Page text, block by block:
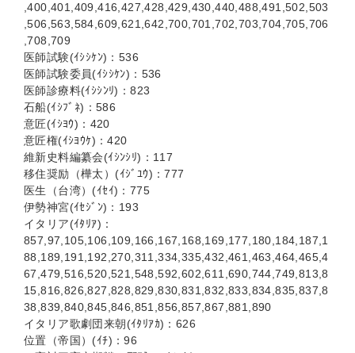
,400,401,409,416,427,428,429,430,440,488,491,502,503
,506,563,584,609,621,642,700,701,702,703,704,705,706
,708,709
医師試験(ｲｼｼｹﾝ)：536
医師試験委員(ｲｼｼｹﾝ)：536
医師診療料(ｲｼｼﾝﾘ)：823
石船(ｲｼﾌﾞﾈ)：586
意匠(ｲｼﾖｳ)：420
意匠権(ｲｼﾖｳｹ)：420
維新史料編纂会(ｲｼﾝｼﾘ)：117
移住奨励（樺太）(ｲｼﾞﾕｳ)：777
医生（台湾）(ｲｾｲ)：775
伊勢神宮(ｲｾｼﾞﾝ)：193
イタリア(ｲﾀﾘｱ)：
857,97,105,106,109,166,167,168,169,177,180,184,187,1
88,189,191,192,270,311,334,335,432,461,463,464,465,4
67,479,516,520,521,548,592,602,611,690,744,749,813,8
15,816,826,827,828,829,830,831,832,833,834,835,837,8
38,839,840,845,846,851,856,857,867,881,890
イタリア歌劇団来朝(ｲﾀﾘｱｶ)：626
位置（帝国）(ｲﾁ)：96